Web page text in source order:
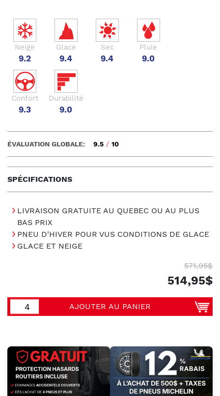
Neige
9.2
Glace
9.4
Sec
9.4
Pluie
9.0
Confort
9.3
Durabilité
9.0
SPÉCIFICATIONS
ÉVALUATION GLOBALE: 9.5 / 10
LIVRAISON GRATUITE AU QUEBEC OU AU PLUS
BAS PRIX
PNEU D'HIVER POUR VUS CONDITIONS DE GLACE
GLACE ET NEIGE
571,95$
514,95$
AJOUTER AU PANIER